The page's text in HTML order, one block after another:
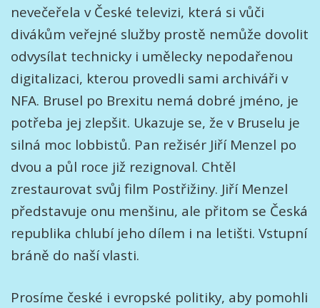
nevečeřela v České televizi, která si vůči
divákům veřejné služby prostě nemůže dovolit
odvysílat technicky i umělecky nepodařenou
digitalizaci, kterou provedli sami archiváři v
NFA. Brusel po Brexitu nemá dobré jméno, je
potřeba jej zlepšit. Ukazuje se, že v Bruselu je
silná moc lobbistů. Pan režisér Jiří Menzel po
dvou a půl roce již rezignoval. Chtěl
zrestaurovat svůj film Postřižiny. Jiří Menzel
představuje onu menšinu, ale přitom se Česká
republika chlubí jeho dílem i na letišti. Vstupní
bráně do naší vlasti.
Prosíme české i evropské politiky, aby pomohli